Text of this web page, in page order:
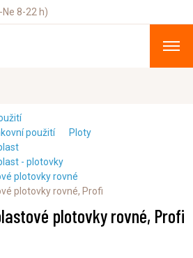
Ne 8-22 h)
použití
Ploty
- plotovky
plotovky rovné
plotovky rovné, Profi
plotovky rovné, Profi